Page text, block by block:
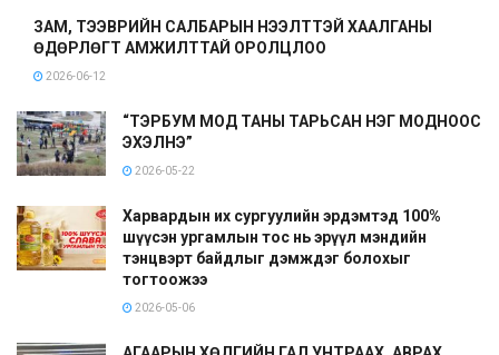
ЗАМ, ТЭЭВРИЙН САЛБАРЫН НЭЭЛТТЭЙ ХААЛГАНЫ
ӨДӨРЛӨГТ АМЖИЛТТАЙ ОРОЛЦЛОО
2026-06-12
“ТЭРБУМ МОД ТАНЫ ТАРЬСАН НЭГ МОДНООС
ЭХЭЛНЭ”
2026-05-22
Харвардын их сургуулийн эрдэмтэд 100%
шүүсэн ургамлын тос нь эрүүл мэндийн
тэнцвэрт байдлыг дэмждэг болохыг
тогтоожээ
2026-05-06